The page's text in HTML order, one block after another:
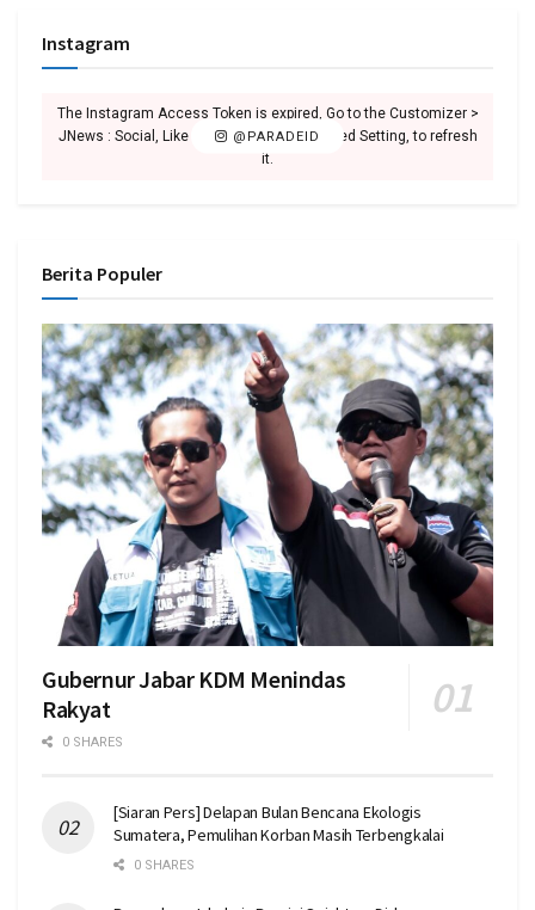
Instagram
@PARADEID
The Instagram Access Token is expired, Go to the Customizer >
JNews : Social, Like & View > Instagram Feed Setting, to refresh
it.
Berita Populer
Gubernur Jabar KDM Menindas
Rakyat
0 SHARES
[Siaran Pers] Delapan Bulan Bencana Ekologis
Sumatera, Pemulihan Korban Masih Terbengkalai
0 SHARES